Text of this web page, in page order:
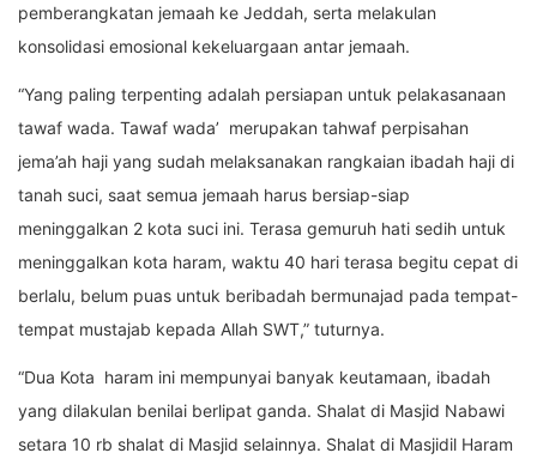
pemberangkatan jemaah ke Jeddah, serta melakulan
konsolidasi emosional kekeluargaan antar jemaah.
“Yang paling terpenting adalah persiapan untuk pelakasanaan
tawaf wada. Tawaf wada’ merupakan tahwaf perpisahan
jema’ah haji yang sudah melaksanakan rangkaian ibadah haji di
tanah suci, saat semua jemaah harus bersiap-siap
meninggalkan 2 kota suci ini. Terasa gemuruh hati sedih untuk
meninggalkan kota haram, waktu 40 hari terasa begitu cepat di
berlalu, belum puas untuk beribadah bermunajad pada tempat-
tempat mustajab kepada Allah SWT,” tuturnya.
“Dua Kota haram ini mempunyai banyak keutamaan, ibadah
yang dilakulan benilai berlipat ganda. Shalat di Masjid Nabawi
setara 10 rb shalat di Masjid selainnya. Shalat di Masjidil Haram